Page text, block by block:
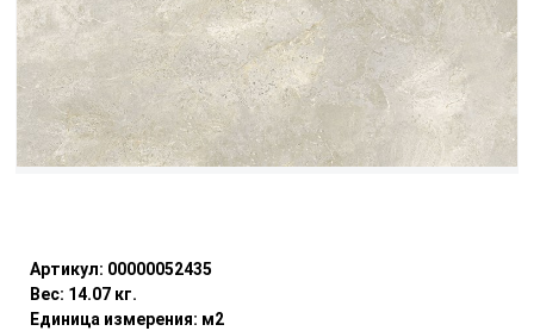
Артикул: 00000052435
Вес: 14.07 кг.
Единица измерения: м2